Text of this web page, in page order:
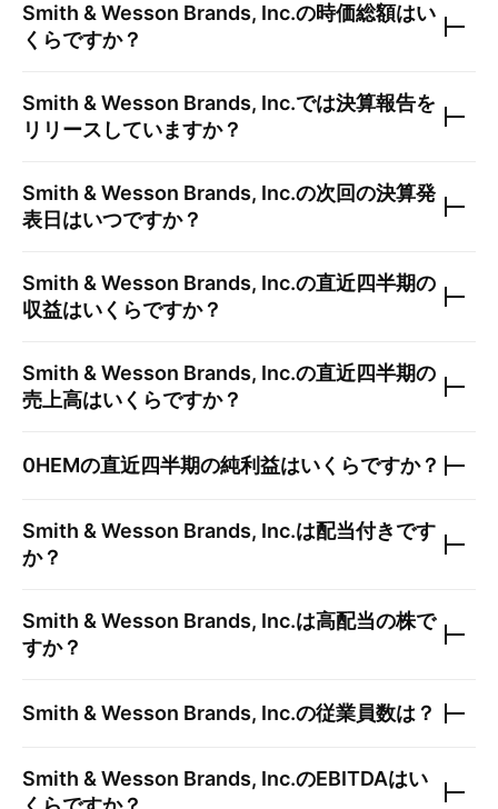
Smith & Wesson Brands, Inc.の時価総額はい
くらですか？
Smith & Wesson Brands, Inc.では決算報告を
リリースしていますか？
Smith & Wesson Brands, Inc.の次回の決算発
表日はいつですか？
Smith & Wesson Brands, Inc.の直近四半期の
収益はいくらですか？
Smith & Wesson Brands, Inc.の直近四半期の
売上高はいくらですか？
0HEMの直近四半期の純利益はいくらですか？
Smith & Wesson Brands, Inc.は配当付きです
か？
Smith & Wesson Brands, Inc.は高配当の株で
すか？
Smith & Wesson Brands, Inc.の従業員数は？
Smith & Wesson Brands, Inc.のEBITDAはい